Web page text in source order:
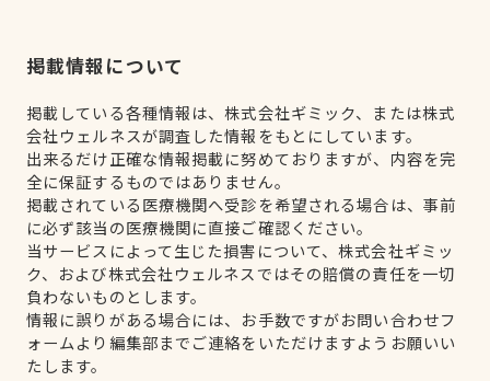
掲載情報について
掲載している各種情報は、株式会社ギミック、または株式
会社ウェルネスが調査した情報をもとにしています。
出来るだけ正確な情報掲載に努めておりますが、内容を完
全に保証するものではありません。
掲載されている医療機関へ受診を希望される場合は、事前
に必ず該当の医療機関に直接ご確認ください。
当サービスによって生じた損害について、株式会社ギミッ
ク、および株式会社ウェルネスではその賠償の責任を一切
負わないものとします。
情報に誤りがある場合には、お手数ですがお問い合わせフ
ォームより編集部までご連絡をいただけますようお願いい
たします。